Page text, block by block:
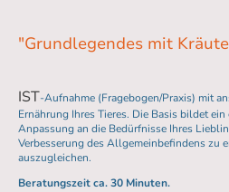
"Grundlegendes mit
IST-Aufnahme (Fragebogen/Praxis) mit
Ernährung Ihres Tieres. Die Basis bildet
Anpassung an die Bedürfnisse Ihres
Verbesserung des Allgemeinbefindens zu
auszugleichen.
Beratungszeit ca. 30 Minuten.